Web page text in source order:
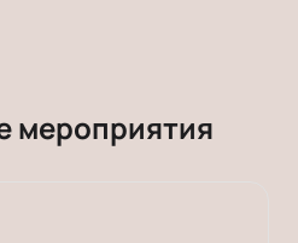
мероприятия